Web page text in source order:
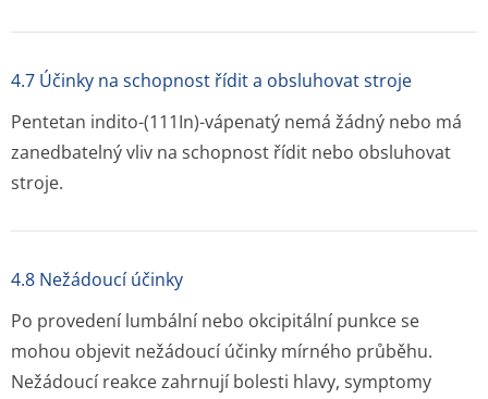
4.7 Účinky na schopnost řídit a obsluhovat stroje
Pentetan indito-(111In)-vápenatý nemá žádný nebo má
zanedbatelný vliv na schopnost řídit nebo obsluhovat
stroje.
4.8 Nežádoucí účinky
Po provedení lumbální nebo okcipitální punkce se
mohou objevit nežádoucí účinky mírného průběhu.
Nežádoucí reakce zahrnují bolesti hlavy, symptomy